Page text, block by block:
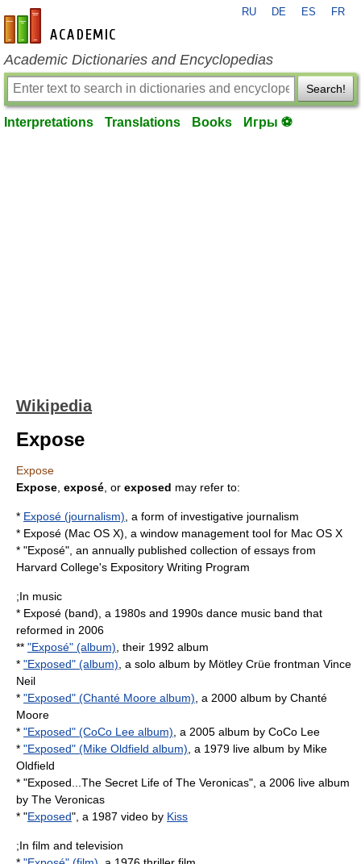
en-academic.com
RU DE ES FR
Academic Dictionaries and Encyclopedias
Search!
Interpretations Translations Books Игры ⚽
Wikipedia
Expose
Expose
Expose exposé , or exposed may refer to:
* Exposé (journalism) , a form of investigative journalism
* Exposé (Mac OS X) , a window management tool for Mac OS X
* "Exposé", an annually published collection of essays from
Harvard College's Expository Writing Program
;In music
* Exposé (band) , a 1980s and 1990s dance music band that
reformed in 2006
** "Exposé" (album) , their 1992 album
* "Exposed" (album) , a solo album by Mötley Crüe frontman Vince
Neil
* "Exposed" (Chanté Moore album) , a 2000 album by Chanté
Moore
* "Exposed" (CoCo Lee album) , a 2005 album by CoCo Lee
* "Exposed" (Mike Oldfield album) , a 1979 live album by Mike
Oldfield
* "Exposed...The Secret Life of The Veronicas", a 2006 live album
by The Veronicas
* "Exposed", a 1987 video by Kiss
;In film and television